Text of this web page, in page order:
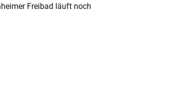
Freibad läuft noch